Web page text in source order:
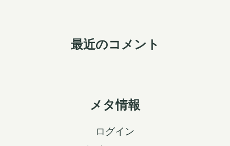
最近のコメント
メタ情報
ログイン